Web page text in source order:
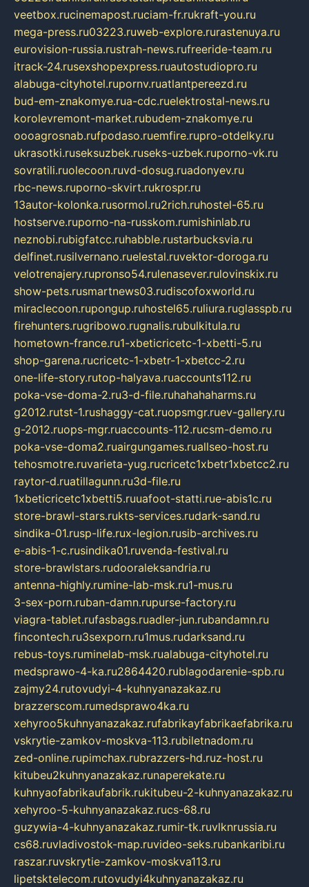
veetbox.rucinemapost.ruciam-fr.rukraft-you.ru
mega-press.ru03223.ruweb-explore.rurastenuya.ru
eurovision-russia.rustrah-news.rufreeride-team.ru
itrack-24.rusexshopexpress.ruautostudiopro.ru
alabuga-cityhotel.rupornv.ruatlantpereezd.ru
bud-em-znakomye.rua-cdc.ruelektrostal-news.ru
korolevremont-market.rubudem-znakomye.ru
oooagrosnab.rufpodaso.ruemfire.rupro-otdelky.ru
ukrasotki.ruseksuzbek.ruseks-uzbek.ruporno-vk.ru
sovratili.ruolecoon.ruvd-dosug.ruadonyev.ru
rbc-news.ruporno-skvirt.rukrospr.ru
13autor-kolonka.rusormol.ru2rich.ruhostel-65.ru
hostserve.ruporno-na-russkom.rumishinlab.ru
neznobi.rubigfatcc.ruhabble.rustarbucksvia.ru
delfinet.rusilvernano.ruelestal.ruvektor-doroga.ru
velotrenajery.rupronso54.rulenasever.rulovinskix.ru
show-pets.rusmartnews03.rudiscofoxworld.ru
miraclecoon.rupongup.ruhostel65.ruliura.ruglasspb.ru
firehunters.rugribowo.rugnalis.rubulkitula.ru
hometown-france.ru1-xbeticricetc-1-xbetti-5.ru
shop-garena.rucricetc-1-xbetr-1-xbetcc-2.ru
one-life-story.rutop-halyava.ruaccounts112.ru
poka-vse-doma-2.ru3-d-file.ruhahahaharms.ru
g2012.rutst-1.rushaggy-cat.ruopsmgr.ruev-gallery.ru
g-2012.ruops-mgr.ruaccounts-112.rucsm-demo.ru
poka-vse-doma2.ruairgungames.ruallseo-host.ru
tehosmotre.ruvarieta-yug.rucricetc1xbetr1xbetcc2.ru
raytor-d.ruatillagunn.ru3d-file.ru
1xbeticricetc1xbetti5.ruuafoot-statti.rue-abis1c.ru
store-brawl-stars.rukts-services.rudark-sand.ru
sindika-01.rusp-life.rux-legion.rusib-archives.ru
e-abis-1-c.rusindika01.ruvenda-festival.ru
store-brawlstars.rudooraleksandria.ru
antenna-highly.rumine-lab-msk.ru1-mus.ru
3-sex-porn.ruban-damn.rupurse-factory.ru
viagra-tablet.rufasbags.ruadler-jun.rubandamn.ru
fincontech.ru3sexporn.ru1mus.rudarksand.ru
rebus-toys.ruminelab-msk.rualabuga-cityhotel.ru
medsprawo-4-ka.ru2864420.rublagodarenie-spb.ru
zajmy24.rutovudyi-4-kuhnyanazakaz.ru
brazzerscom.rumedsprawo4ka.ru
xehyroo5kuhnyanazakaz.rufabrikayfabrikaefabrika.ru
vskrytie-zamkov-moskva-113.rubiletnadom.ru
zed-online.rupimchax.rubrazzers-hd.ruz-host.ru
kitubeu2kuhnyanazakaz.runaperekate.ru
kuhnyaofabrikaufabrik.rukitubeu-2-kuhnyanazakaz.ru
xehyroo-5-kuhnyanazakaz.rucs-68.ru
guzywia-4-kuhnyanazakaz.rumir-tk.ruvlknrussia.ru
cs68.ruvladivostok-map.ruvideo-seks.rubankaribi.ru
raszar.ruvskrytie-zamkov-moskva113.ru
lipetsktelecom.rutovudyi4kuhnyanazakaz.ru